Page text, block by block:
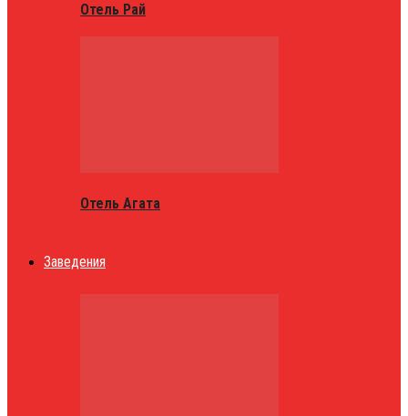
Отель Рай
Отель Агата
Заведения